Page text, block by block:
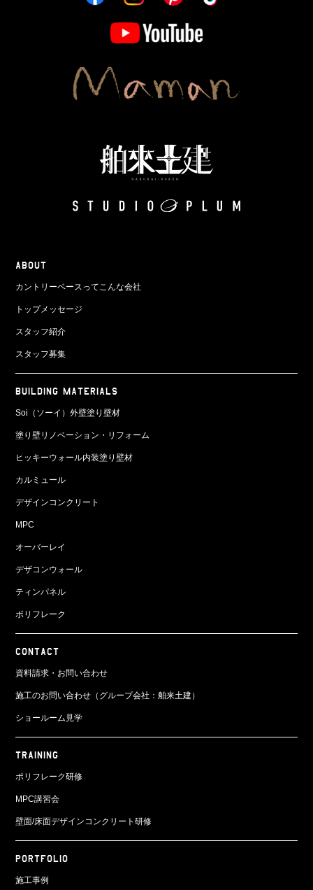
ABOUT
カントリーベースってこんな会社
トップメッセージ
スタッフ紹介
スタッフ募集
BUILDING MATERIALS
Soi（ソーイ）外壁塗り壁材
塗り壁リノベーション・リフォーム
ヒッキーウォール内装塗り壁材
カルミュール
デザインコンクリート
MPC
オーバーレイ
デザコンウォール
ティンパネル
ポリフレーク
CONTACT
資料請求・お問い合わせ
施工のお問い合わせ（グループ会社：舶来土建）
ショールーム見学
TRAINING
ポリフレーク研修
MPC講習会
壁面/床面デザインコンクリート研修
PORTFOLIO
施工事例